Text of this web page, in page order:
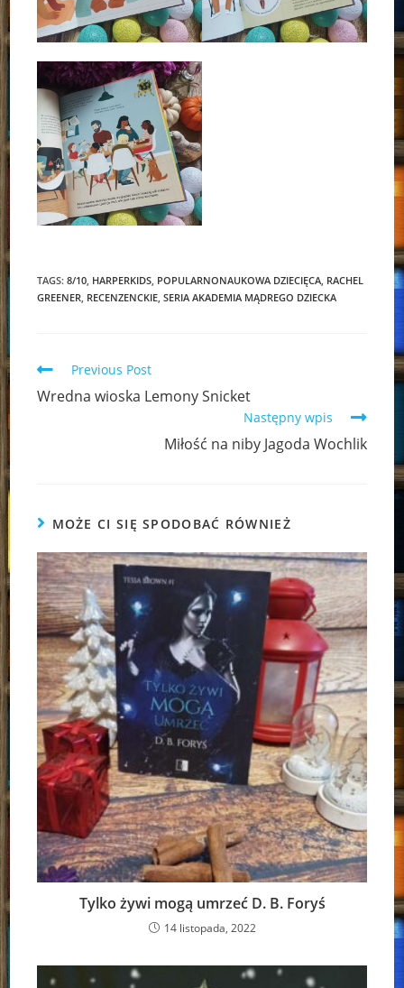
TAGS:8/10, HARPERKIDS, POPULARNONAUKOWA DZIECIĘCA, RACHEL
GREENER, RECENZENCKIE, SERIA AKADEMIA MĄDREGO DZIECKA
Read
articles
Previous Post
Wredna wioska Lemony Snicket
Następny wpis
Miłość na niby Jagoda Wochlik
MOŻE CI SIĘ SPODOBAĆ RÓWNIEŻ
Tylko żywi mogą umrzeć D. B. Foryś
14 listopada, 2022